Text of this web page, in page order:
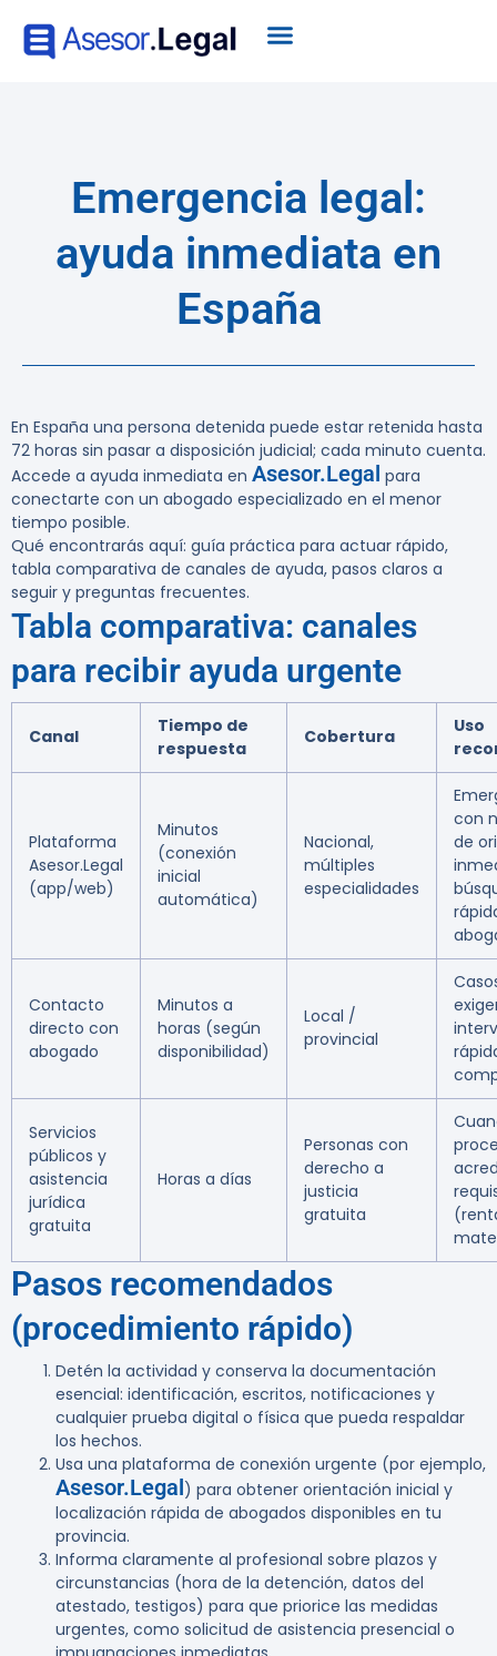
Emergencia legal:
ayuda inmediata en
España
En España una persona detenida puede estar retenida hasta
72 horas sin pasar a disposición judicial; cada minuto cuenta.
Accede a ayuda inmediata en Asesor.Legal para
conectarte con un abogado especializado en el menor
tiempo posible.
Qué encontrarás aquí: guía práctica para actuar rápido,
tabla comparativa de canales de ayuda, pasos claros a
seguir y preguntas frecuentes.
Tabla comparativa: canales
para recibir ayuda urgente
Canal
Tiempo de
respuesta
Cobertura
Uso
Plataforma
Asesor.Legal
(app/web)
Minutos
(conexión
inicial
automática)
Nacional,
múltiples
especialidades
con
de
Contacto
directo con
abogado
Minutos a
horas (según
disponibilidad)
Local /
provincial
Servicios
públicos y
asistencia
jurídica
gratuita
Horas a días
Personas con
derecho a
justicia
gratuita
Pasos recomendados
(procedimiento rápido)
Detén la actividad y conserva la documentación
esencial: identificación, escritos, notificaciones y
cualquier prueba digital o física que pueda respaldar
los hechos.
Usa una plataforma de conexión urgente (por ejemplo,
Asesor.Legal) para obtener orientación inicial y
localización rápida de abogados disponibles en tu
provincia.
Informa claramente al profesional sobre plazos y
circunstancias (hora de la detención, datos del
atestado, testigos) para que priorice las medidas
urgentes, como solicitud de asistencia presencial o